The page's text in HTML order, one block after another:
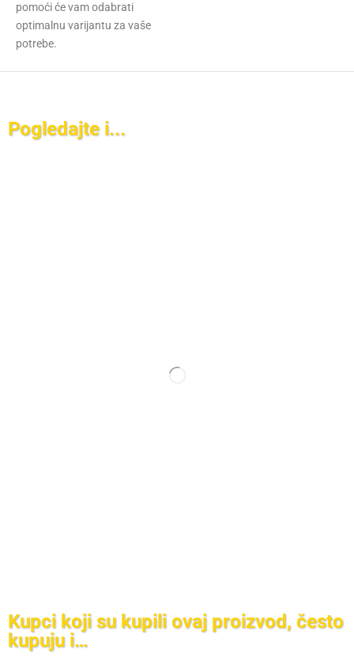
pomoći će vam odabrati
optimalnu varijantu za vaše
potrebe.
Pogledajte i...
Kupci koji su kupili ovaj proizvod, često
kupuju i…